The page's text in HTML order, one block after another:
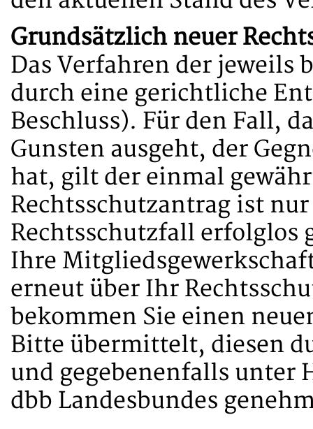
Grundsätzlich neuer
Das Verfahren der jeweils
durch eine gerichtliche
Beschluss). Für den Fall,
Gunsten ausgeht, der
hat, gilt der einmal
Rechtsschutzantrag ist
Rechtsschutzfall erfolglos
Ihre
erneut über Ihr
bekommen Sie einen
Bitte übermittelt, diesen
und gegebenenfalls unter
dbb Landesbundes